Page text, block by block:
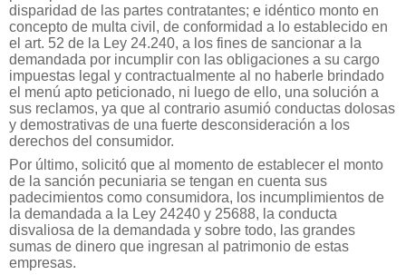
disparidad de las partes contratantes; e idéntico monto en
concepto de multa civil, de conformidad a lo establecido en
el art. 52 de la Ley 24.240, a los fines de sancionar a la
demandada por incumplir con las obligaciones a su cargo
impuestas legal y contractualmente al no haberle brindado
el menú apto peticionado, ni luego de ello, una solución a
sus reclamos, ya que al contrario asumió conductas dolosas
y demostrativas de una fuerte desconsideración a los
derechos del consumidor.
Por último, solicitó que al momento de establecer el monto
de la sanción pecuniaria se tengan en cuenta sus
padecimientos como consumidora, los incumplimientos de
la demandada a la Ley 24240 y 25688, la conducta
disvaliosa de la demandada y sobre todo, las grandes
sumas de dinero que ingresan al patrimonio de estas
empresas.